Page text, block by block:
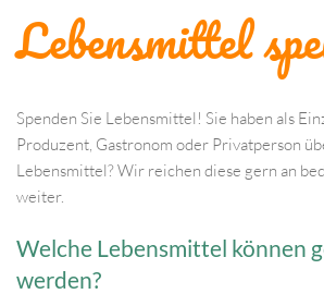
Lebensmittel
Spenden Sie Lebensmittel! Sie haben als
Produzent, Gastronom oder Privatperson
Lebensmittel? Wir reichen diese gern an
weiter.
Welche Lebensmittel können
werden?